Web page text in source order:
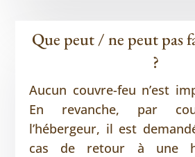
Que peut / ne peut pas
?
Aucun couvre-feu n’est
En revanche, par
l’hébergeur, il est
cas de retour à une